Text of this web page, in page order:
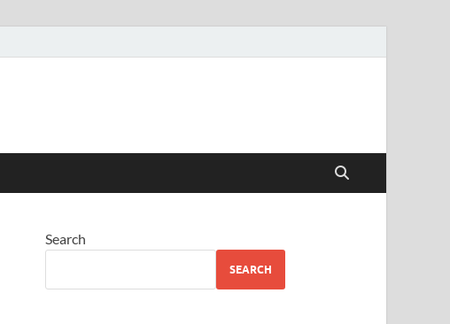
Search
SEARCH